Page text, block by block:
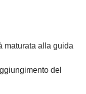
maturata alla guida
del